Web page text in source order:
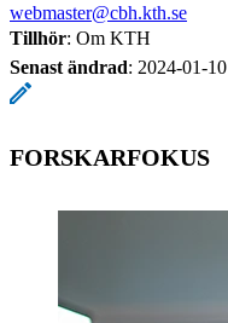
webmaster@cbh.kth.se
Tillhör: Om KTH
Senast ändrad: 2024-01-10
FORSKARFOKUS